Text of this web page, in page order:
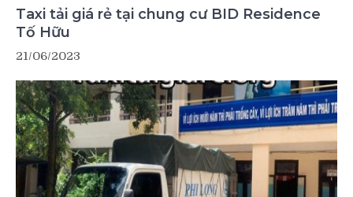
Taxi tải giá rẻ tại chung cư BID Residence
Tố Hữu
21/06/2023